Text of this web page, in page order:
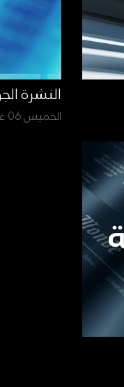
النشرة
الخميس 06 غشت 2026